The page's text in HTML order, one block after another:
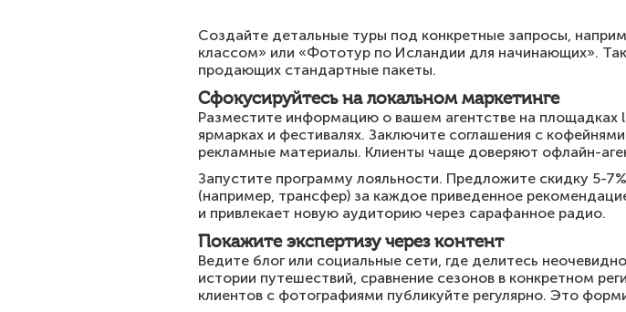
Создайте детальные туры под конкретные запросы,
классом» или «Фототур по Исландии для начинающих».
продающих стандартные пакеты.
Сфокусируйтесь на локальном маркетинге
Разместите информацию о вашем агентстве на площадках
ярмарках и фестивалях. Заключите соглашения с
рекламные материалы. Клиенты чаще доверяют офлайн-
Запустите программу лояльности. Предложите скидку 5-
(например, трансфер) за каждое приведенное
и привлекает новую аудиторию через сарафанное радио.
Покажите экспертизу через контент
Ведите блог или социальные сети, где делитесь
истории путешествий, сравнение сезонов в конкретном
клиентов с фотографиями публикуйте регулярно. Это